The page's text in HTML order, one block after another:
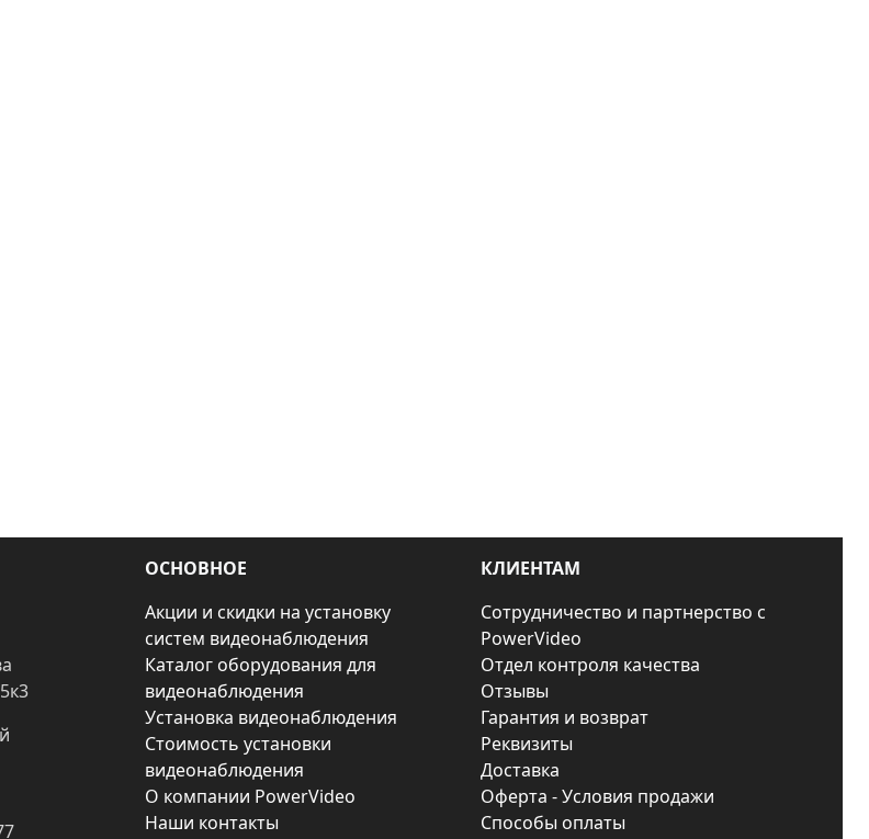
ОСНОВНОЕ
Акции и скидки на установку
систем видеонаблюдения
Каталог оборудования для
видеонаблюдения
Установка видеонаблюдения
Стоимость установки
видеонаблюдения
О компании PowerVideo
Наши контакты
КЛИЕНТАМ
Сотрудничество и партнерство с
PowerVideo
Отдел контроля качества
Отзывы
Гарантия и возврат
Реквизиты
Доставка
Оферта - Условия продажи
Способы оплаты